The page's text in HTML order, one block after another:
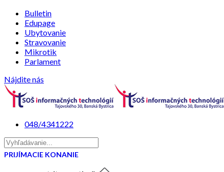
Bulletin
Edupage
Ubytovanie
Stravovanie
Mikrotik
Parlament
Nájdite nás
048/4341222
PRIJÍMACIE KONANIE